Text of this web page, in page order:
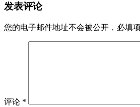
发表评论
您的电子邮件地址不会被公开， 必填
评论 *